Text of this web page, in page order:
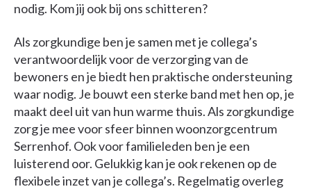
nodig. Kom jij ook bij ons schitteren?
Als zorgkundige ben je samen met je collega’s
verantwoordelijk voor de verzorging van de
bewoners en je biedt hen praktische ondersteuning
waar nodig. Je bouwt een sterke band met hen op, je
maakt deel uit van hun warme thuis. Als zorgkundige
zorg je mee voor sfeer binnen woonzorgcentrum
Serrenhof. Ook voor familieleden ben je een
luisterend oor. Gelukkig kan je ook rekenen op de
flexibele inzet van je collega’s. Regelmatig overleg